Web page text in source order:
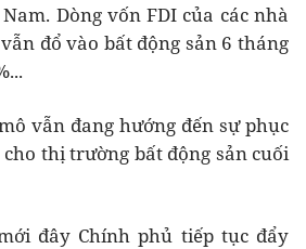
Dòng vốn FDI của các nhà
đổ vào bất động sản 6 tháng
vẫn đang hướng đến sự phục
thị trường bất động sản cuối
đây Chính phủ tiếp tục đẩy